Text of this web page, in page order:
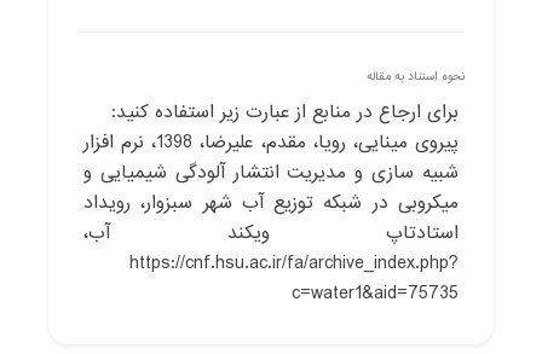
نحوه استناد به مقاله
برای ارجاع در منابع از عبارت زیر استفاده کنید:
پیروی مینایی، رویا، مقدم، علیرضا، 1398، نرم افزار
شبیه سازی و مدیریت انتشار آلودگی شیمیایی و
میکروبی در شبکه توزیع آب شهر سبزوار، رویداد
استادتاپ ویکند آب،
https://cnf.hsu.ac.ir/fa/archive_index.php?
c=water1&aid=75735